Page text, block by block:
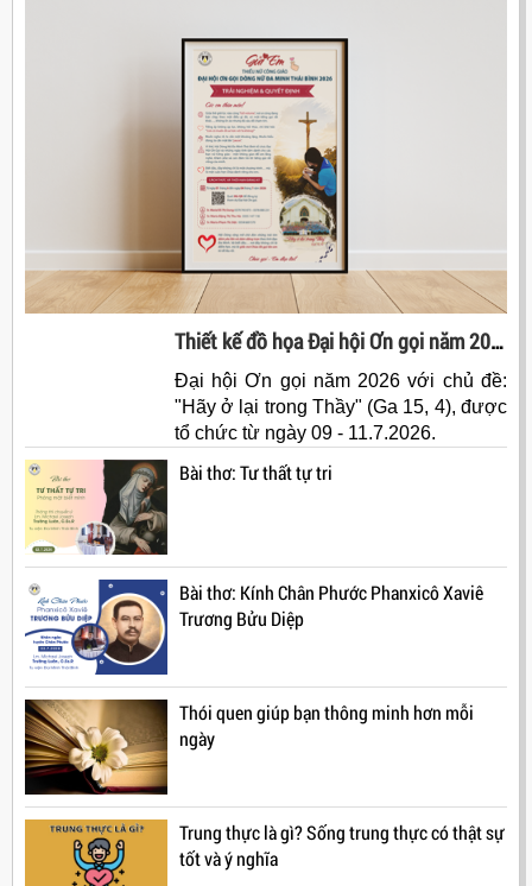
Thiết kế đồ họa Đại hội Ơn gọi năm 2026
Đại hội Ơn gọi năm 2026 với chủ đề:
"Hãy ở lại trong Thầy" (Ga 15, 4), được
tổ chức từ ngày 09 - 11.7.2026.
Bài thơ: Tư thất tự tri
Bài thơ: Kính Chân Phước Phanxicô Xaviê
Trương Bửu Diệp
Thói quen giúp bạn thông minh hơn mỗi
ngày
Trung thực là gì? Sống trung thực có thật sự
tốt và ý nghĩa